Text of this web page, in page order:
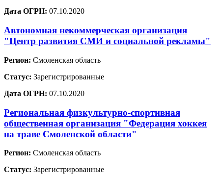
Дата ОГРН: 07.10.2020
Автономная некоммерческая организация
"Центр развития СМИ и социальной рекламы"
Регион: Смоленская область
Статус: Зарегистрированные
Дата ОГРН: 07.10.2020
Региональная физкультурно-спортивная
общественная организация "Федерация хоккея
на траве Смоленской области"
Регион: Смоленская область
Статус: Зарегистрированные